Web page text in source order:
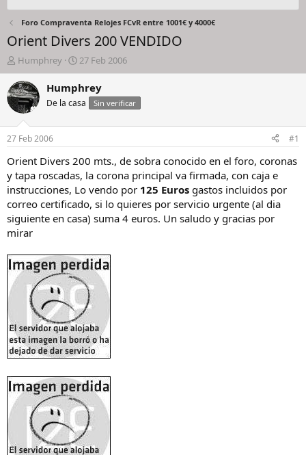
Foro Compraventa Relojes FCvR entre 1001€ y 4000€
Orient Divers 200 VENDIDO
I
n
i
c
i
a
d
o
r
e
l
h
i
l
Humphrey
F
e
c
a
i
n
c
i
o
27 Feb 2006
Humphrey
De la casa Sin verificar
27 Feb 2006 #1
Orient Divers 200 mts., de sobra conocido en el foro, coronas
y tapa roscadas, la corona principal va firmada, con caja e
instrucciones, Lo vendo por 125 Euros gastos incluidos por
correo certificado, si lo quieres por servicio urgente (al dia
siguiente en casa) suma 4 euros. Un saludo y gracias por
mirar